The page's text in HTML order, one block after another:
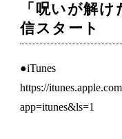
「呪いが解
信スタート
●iTunes
https://
app=itunes&ls=1